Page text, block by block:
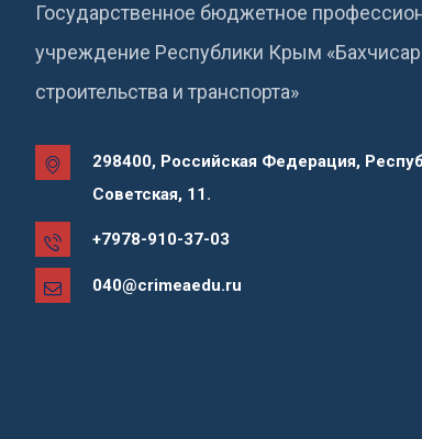
Государственное бюджетное
учреждение Республики Крым
строительства и транспорта»
298400, Российская Федерация,
Советская, 11.
+7978-910-37-03
040@crimeaedu.ru